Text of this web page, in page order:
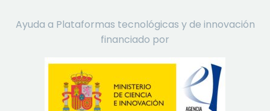
Ayuda a Plataformas tecnológicas y de innovación
financiado por